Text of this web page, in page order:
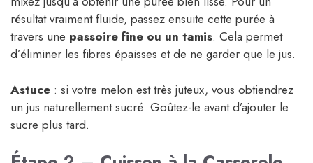
résultat vraiment fluide, passez ensuite cette purée à
travers une passoire fine ou un tamis. Cela permet
d’éliminer les fibres épaisses et de ne garder que le jus.
Astuce : si votre melon est très juteux, vous obtiendrez
un jus naturellement sucré. Goûtez-le avant d’ajouter le
sucre plus tard.